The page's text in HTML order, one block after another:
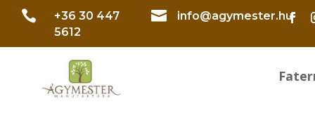

+36 30 447
5612
 info@agymester.hu